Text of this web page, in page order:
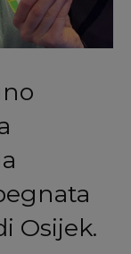
Osijek.